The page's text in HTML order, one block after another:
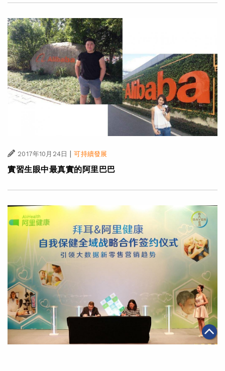
2017年10月24日 | 可持續發展
實習生眼中最真實的阿里巴巴